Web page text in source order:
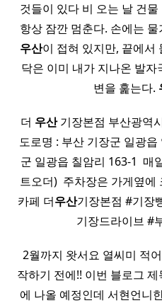
것들이 있다 비 오는 날 건
항상 잠깐 멈춘다. 손에는
우산이 접혀 있지만, 끝에서
닥은 이미 내가 지나온 발
변을 훑는다.
더 우산기장본점 부산광역
도로명 : 부산 기장군 일광
군 일광읍 칠암리 163-1 ​ 매
트오더) ​ 주차장은 가게옆에
카페 더우산기장본점 #기장
기장드라이브 #
2월까지 왓서요 열씨미 적
작하기 전에!! 이번 블로그
에 나올 예정인데 서현언니